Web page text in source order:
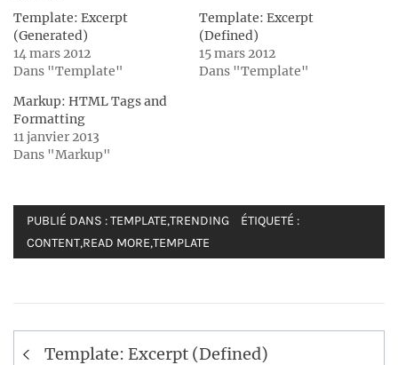
Template: Excerpt
(Generated)
14 mars 2012
Dans "Template"
Template: Excerpt
(Defined)
15 mars 2012
Dans "Template"
Markup: HTML Tags and
Formatting
11 janvier 2013
Dans "Markup"
PUBLIÉ DANS :TEMPLATE,TRENDING
ÉTIQUETÉ :
CONTENT,READ MORE,TEMPLATE
Navigation
Template: Excerpt (Defined)